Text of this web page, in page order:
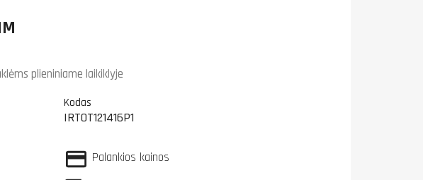
plieniniame laikiklyje
Kodas
IRTOT121416P1
Palankios kainos